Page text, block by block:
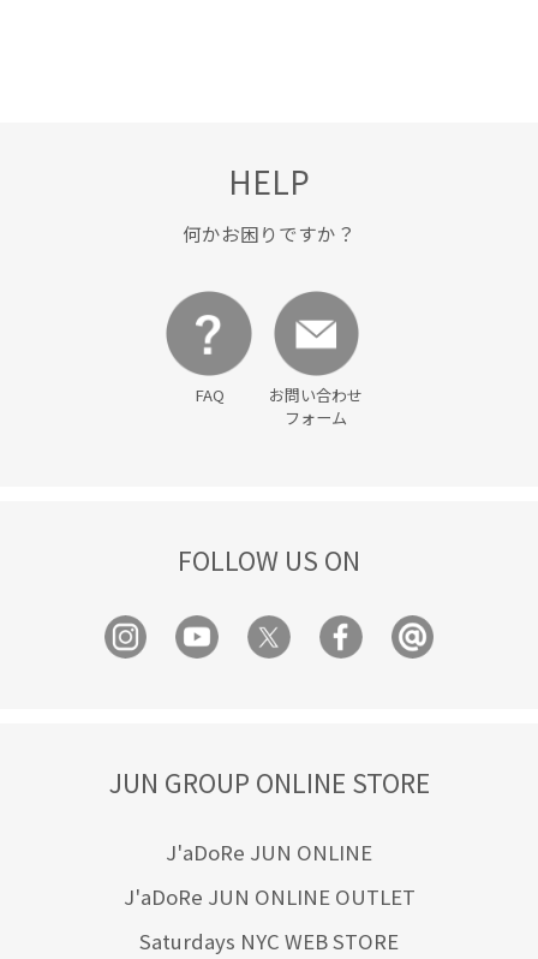
HELP
何かお困りですか？
FAQ
お問い合わせ
フォーム
FOLLOW US ON
JUN GROUP ONLINE STORE
J'aDoRe JUN ONLINE
J'aDoRe JUN ONLINE OUTLET
Saturdays NYC WEB STORE